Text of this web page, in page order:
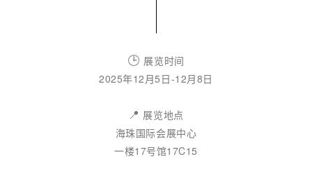
🕒 展览时间
2025年12月5日-12月8日
📍 展览地点
海珠国际会展中心
一楼17号馆17C15